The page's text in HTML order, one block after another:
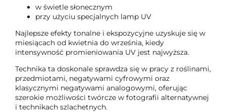
w świetle słonecznym
przy użyciu specjalnych lamp UV
Najlepsze efekty tonalne i ekspozycyjne uzyskuje się w
miesiącach od kwietnia do września, kiedy
intensywność promieniowania UV jest najwyższa.
Technika ta doskonale sprawdza się w pracy z roślinami,
przedmiotami, negatywami cyfrowymi oraz
klasycznymi negatywami analogowymi, oferując
szerokie możliwości twórcze w fotografii alternatywnej
i technikach szlachetnych.